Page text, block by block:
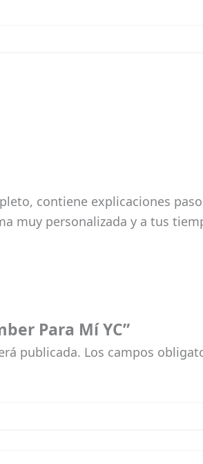
contiene explicaciones
muy personalizada y a tus
Para Mí YC”
publicada. Los campos